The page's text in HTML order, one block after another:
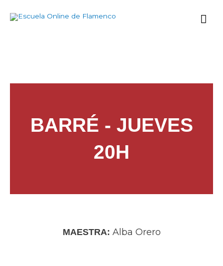
BARRÉ - JUEVES
20H
MAESTRA: Alba Orero